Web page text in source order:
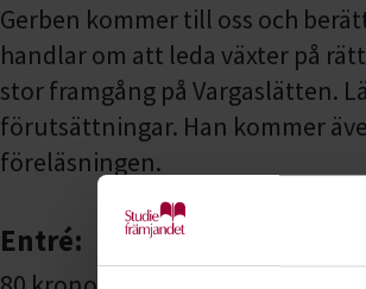
Gerben kommer till oss och
handlar om att leda växter på
stor framgång på Vargaslätten.
förutsättningar. Han kommer
föreläsningen.
Entré: